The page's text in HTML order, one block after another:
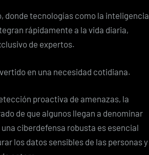
donde tecnologías como la inteligencia
rápidamente a la vida diaria,
de expertos.
en una necesidad cotidiana.
proactiva de amenazas, la
de que algunos llegan a denominar
ciberdefensa robusta es esencial
los datos sensibles de las personas y